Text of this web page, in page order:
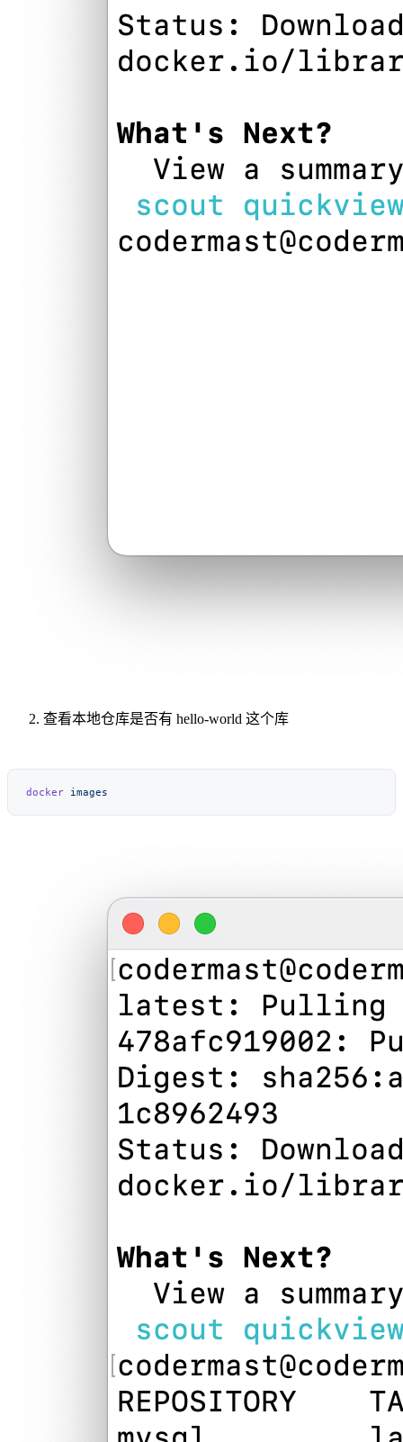
查看本地仓库是否有 hello-world 这个库
docker